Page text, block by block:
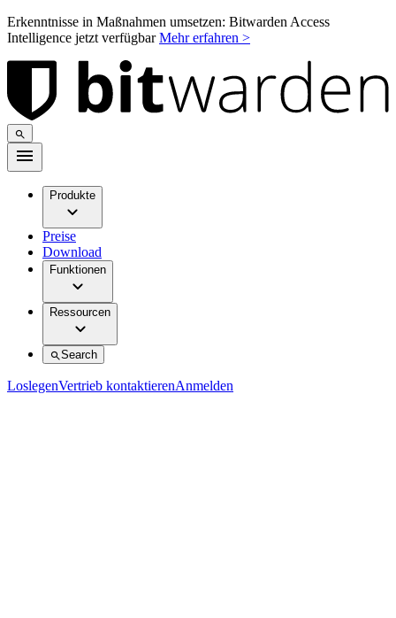
Erkenntnisse in Maßnahmen umsetzen: Bitwarden Access
Intelligence jetzt verfügbarMehr erfahren >
Produkte
Preise
Download
Funktionen
Ressourcen
Search
LoslegenVertrieb kontaktierenAnmelden